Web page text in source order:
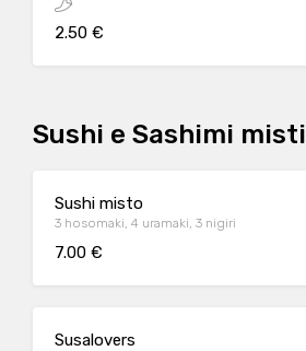
2.50 €
Sushi e Sashimi misti
Sushi misto
3 hosomaki, 4 uramaki, 3 nigiri
7.00 €
Susalovers